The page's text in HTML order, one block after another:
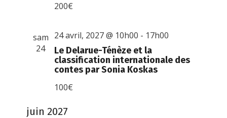
200€
sam
24
Le Delarue-Ténèze et la
classification internationale des
contes par Sonia Koskas
24 avril, 2027 @ 10h00 - 17h00
100€
juin 2027